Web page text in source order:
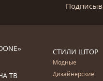
ТВ
СТИЛИ ШТОР
Модные
Дизайнерские